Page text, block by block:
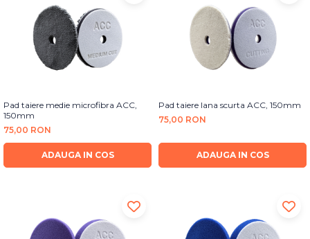
Pad taiere medie microfibra ACC,
150mm
75,00 RON
ADAUGA IN COS
Pad taiere lana scurta ACC, 150mm
75,00 RON
ADAUGA IN COS